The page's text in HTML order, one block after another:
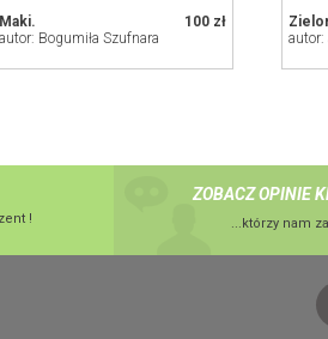
100 zł
Maki.
autor: Bogumiła Szufnara
autor:
!
ZOBACZ OPINIE
...którzy nam